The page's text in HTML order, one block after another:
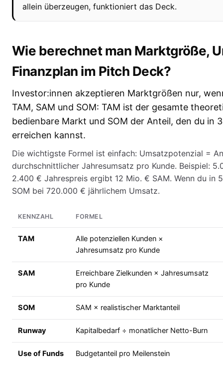
allein überzeugen, funktioniert das Deck.
Wie berechnet man Marktgröße,
Finanzplan im Pitch Deck?
Investor:innen akzeptieren Marktgrößen nur,
TAM, SAM und SOM: TAM ist der gesamte
bedienbare Markt und SOM der Anteil, den du in
erreichen kannst.
Die wichtigste Formel ist einfach: Umsatzpotenzial =
durchschnittlicher Jahresumsatz pro Kunde. Beispiel:
2.400 € Jahrespreis ergibt 12 Mio. € SAM. Wenn du in
SOM bei 720.000 € jährlichem Umsatz.
KENNZAHL FORMEL
TAM
Alle potenziellen Kunden ×
Jahresumsatz pro Kunde
SAM
Erreichbare Zielkunden × Jahresumsatz
pro Kunde
SOM SAM × realistischer Marktanteil
Runway Kapitalbedarf ÷ monatlicher Netto-Burn
Use of Funds Budgetanteil pro Meilenstein